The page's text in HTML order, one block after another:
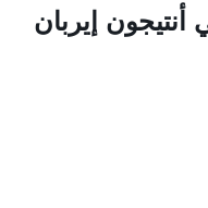
أنتيجون إيربان